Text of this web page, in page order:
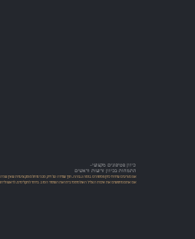
כיוון פטיפונים מקצועי-
התמחות בכיוון זרועות וראשים
אנו מציעים שירותי כיוון פטיפונים ברמה גבוהה, תוך שמירה על דיוק טכני מוחלט ומקצועיות שאין
אם אתם מחפשים את איכות הצליל האולטימטיבית ואת השימור הטוב ביותר לתקליטים, לראש